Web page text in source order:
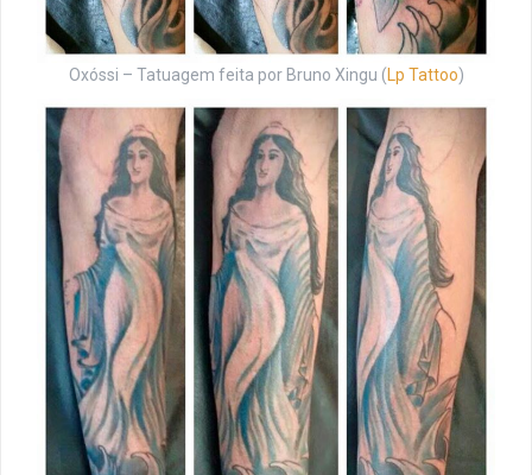
Oxóssi – Tatuagem feita por Bruno Xingu ( Lp Tattoo)